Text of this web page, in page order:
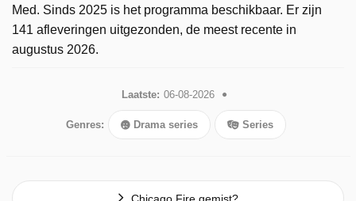
Med. Sinds 2025 is het programma beschikbaar. Er zijn
141 afleveringen uitgezonden, de meest recente in
augustus 2026.
Laatste: 06-08-2026
Genres: Drama series Series
Chicago Fire gemist?